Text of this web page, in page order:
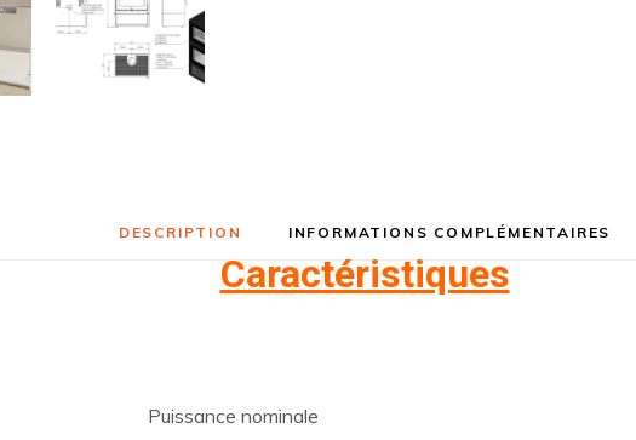
DESCRIPTION INFORMATIONS COMPLÉMENTAIRES
Caractéristiques
Puissance nominale